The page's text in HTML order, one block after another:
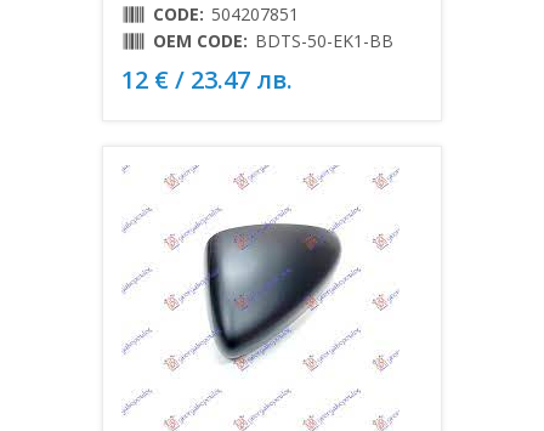
CODE: 504207851
OEM CODE: BDTS-50-EK1-BB
12 € / 23.47 лв.